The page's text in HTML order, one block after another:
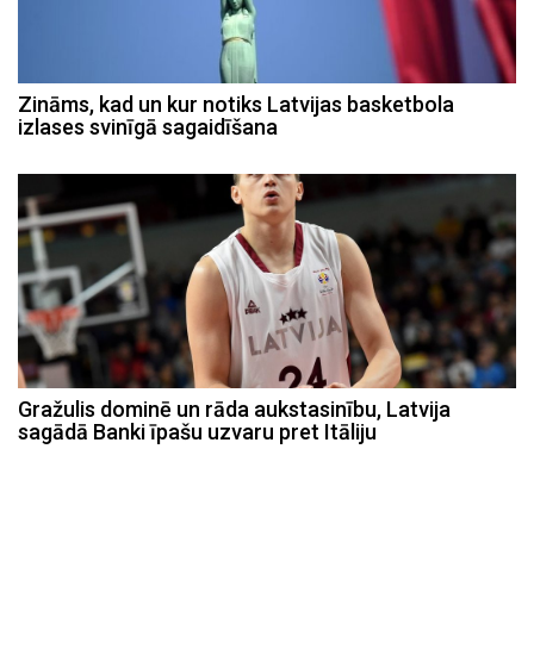
Zināms, kad un kur notiks Latvijas basketbola
izlases svinīgā sagaidīšana
Gražulis dominē un rāda aukstasinību, Latvija
sagādā Banki īpašu uzvaru pret Itāliju